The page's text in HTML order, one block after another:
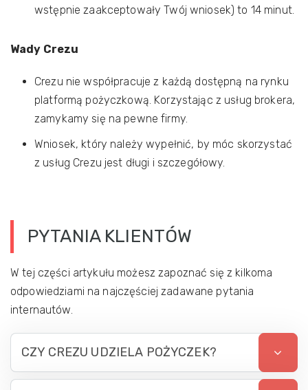
wstępnie zaakceptowały Twój wniosek) to 14 minut.
Wady Crezu
Crezu nie współpracuje z każdą dostępną na rynku
platformą pożyczkową. Korzystając z usług brokera,
zamykamy się na pewne firmy.
Wniosek, który należy wypełnić, by móc skorzystać
z usług Crezu jest długi i szczegółowy.
PYTANIA KLIENTÓW
W tej części artykułu możesz zapoznać się z kilkoma
odpowiedziami na najczęściej zadawane pytania
internautów.
CZY CREZU UDZIELA POŻYCZEK?